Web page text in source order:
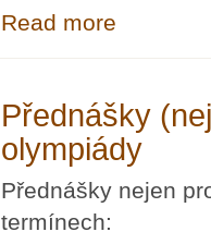
Read more
Přednášky
olympiády
Přednášky nejen
termínech: